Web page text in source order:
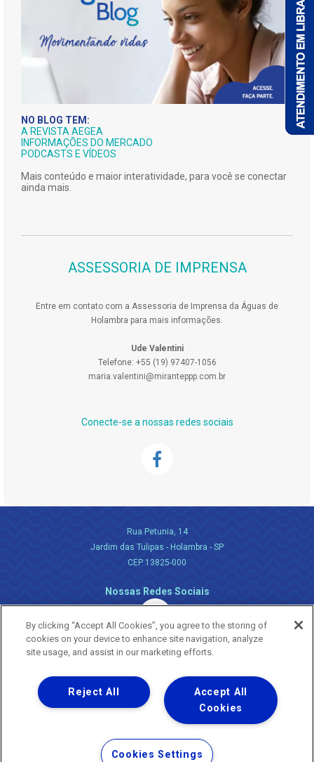
NO BLOG TEM:
A REVISTA AEGEA
INFORMAÇÕES DO MERCADO
PODCASTS E VÍDEOS
Mais conteúdo e maior interatividade, para você se conectar
ainda mais.
ASSESSORIA DE IMPRENSA
Entre em contato com a Assessoria de Imprensa da Águas de
Holambra para mais informações.
Ude Valentini
Telefone: +55 (19) 97407-1056
maria.valentini@miranteppp.com.br
Conecte-se a nossas redes sociais
Rua Petunia, 14
Jardim das Tulipas - Holambra - SP
CEP 13825-000
Nossas Redes Sociais
Uma empresa
Copyright ® 2026 - Todos os Direitos Reservados.
Nossa natureza movimenta a vida
Termos Gerais de Uso de Sites e Aplicativos
By clicking “Accept All Cookies”, you agree to the storing of
cookies on your device to enhance site navigation, analyze
site usage, and assist in our marketing efforts.
Accept All
Cookies
Reject All
Cookies Settings